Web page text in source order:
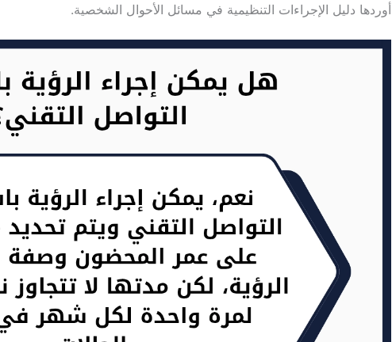
أوردها دليل الإجراءات التنظيمية في مسائل الأحوال الشخصية.